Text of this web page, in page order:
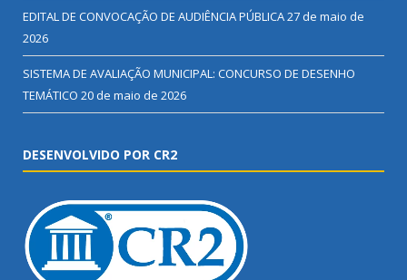
EDITAL DE CONVOCAÇÃO DE AUDIÊNCIA PÚBLICA27 de maio de
2026
SISTEMA DE AVALIAÇÃO MUNICIPAL: CONCURSO DE DESENHO
TEMÁTICO 20 de maio de 2026
DESENVOLVIDO POR CR2